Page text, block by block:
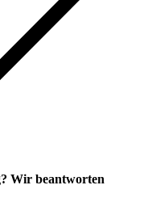
Wir beantworten